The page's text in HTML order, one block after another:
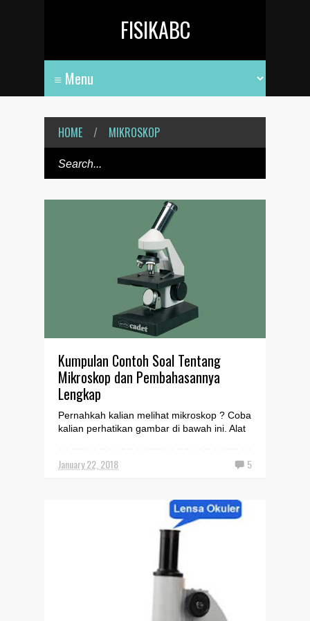
FISIKABC
HOME / MIKROSKOP
Kumpulan Contoh Soal Tentang
Mikroskop dan Pembahasannya
Lengkap
Pernahkah kalian melihat mikroskop ? Coba
kalian perhatikan gambar di bawah ini. Alat
January 22, 2018 5